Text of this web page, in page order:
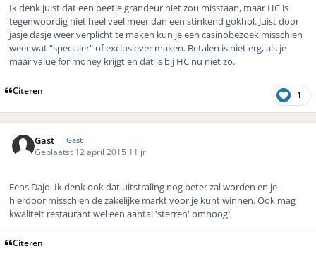
Ik denk juist dat een beetje grandeur niet zou misstaan, maar HC is
tegenwoordig niet heel veel meer dan een stinkend gokhol. Juist door
jasje dasje weer verplicht te maken kun je een casinobezoek misschien
weer wat "specialer" of exclusiever maken. Betalen is niet erg, als je
maar value for money krijgt en dat is bij HC nu niet zo.
Citeren 1
Gast Gast
Geplaatst 12 april 2015 11 jr
Eens Dajo. Ik denk ook dat uitstraling nog beter zal worden en je
hierdoor misschien de zakelijke markt voor je kunt winnen. Ook mag
kwaliteit restaurant wel een aantal 'sterren' omhoog!
Citeren